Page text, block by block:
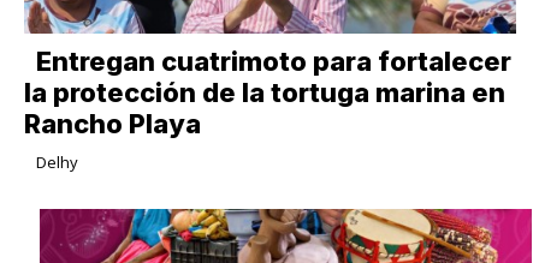
Entregan cuatrimoto para fortalecer
la protección de la tortuga marina en
Rancho Playa
Delhy